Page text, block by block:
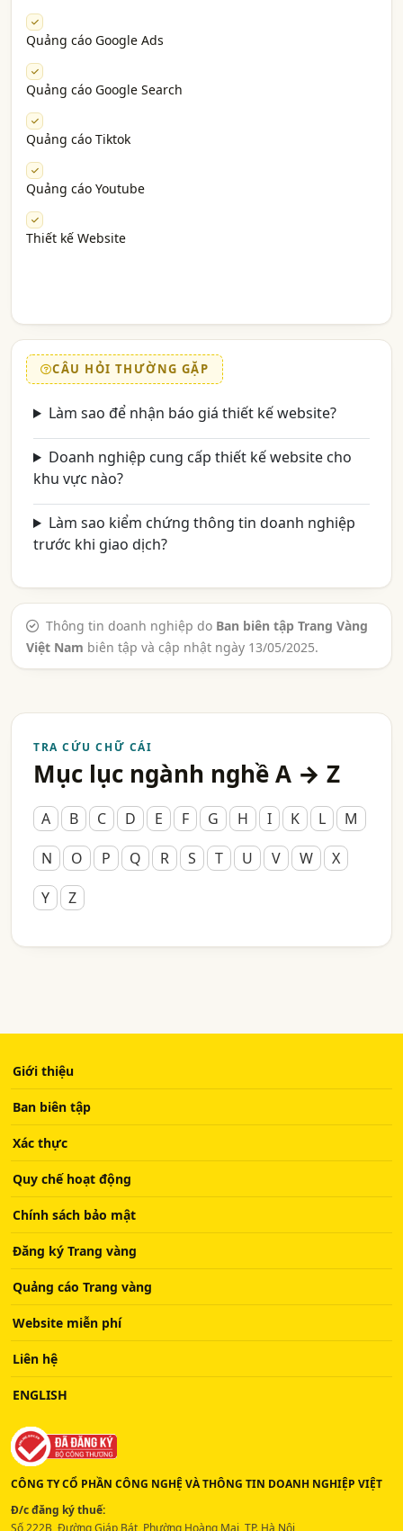
Quảng cáo Google Ads
Quảng cáo Google Search
Quảng cáo Tiktok
Quảng cáo Youtube
Thiết kế Website
CÂU HỎI THƯỜNG GẶP
Làm sao để nhận báo giá thiết kế website?
Doanh nghiệp cung cấp thiết kế website cho
khu vực nào?
Làm sao kiểm chứng thông tin doanh nghiệp
trước khi giao dịch?
Thông tin doanh nghiệp do Ban biên tập Trang Vàng
Việt Nam biên tập và cập nhật ngày 13/05/2025.
TRA CỨU CHỮ CÁI
Mục lục ngành nghề A → Z
A B C D E F G H I K L
M
N
O P Q R S T U V W
X
Y
Z
Giới thiệu
Ban biên tập
Xác thực
Quy chế hoạt động
Chính sách bảo mật
Đăng ký Trang vàng
Quảng cáo Trang vàng
Website miễn phí
Liên hệ
ENGLISH
CÔNG TY CỔ PHẦN CÔNG NGHỆ VÀ THÔNG TIN DOANH NGHIỆP VIỆT
Đ/c đăng ký thuế:
Số 222B, Đường Giáp Bát, Phường Hoàng Mai, TP. Hà Nội